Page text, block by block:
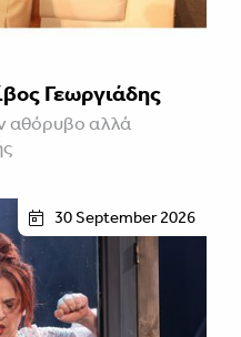
Γεωργιάδης
αθόρυβο αλλά
30 September 2026